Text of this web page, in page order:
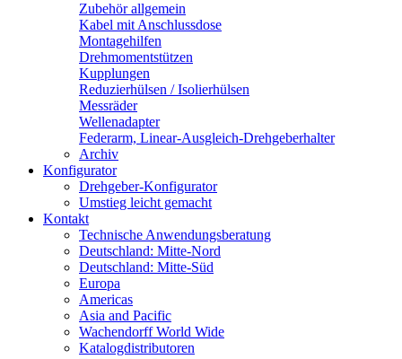
Zubehör allgemein
Kabel mit Anschlussdose
Montagehilfen
Drehmomentstützen
Kupplungen
Reduzierhülsen / Isolierhülsen
Messräder
Wellenadapter
Federarm, Linear-Ausgleich-Drehgeberhalter
Archiv
Konfigurator
Drehgeber-Konfigurator
Umstieg leicht gemacht
Kontakt
Technische Anwendungsberatung
Deutschland: Mitte-Nord
Deutschland: Mitte-Süd
Europa
Americas
Asia and Pacific
Wachendorff World Wide
Katalogdistributoren